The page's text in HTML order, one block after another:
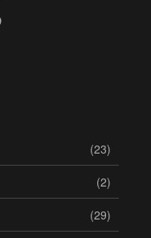
(23)
(2)
(29)